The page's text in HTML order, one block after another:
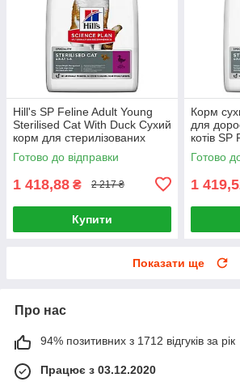
Hill's SP Feline Adult Young
Sterilised Cat With Duck Сухий
корм для стерилізованих
котів 3кг
Готово до відправки
1 418,88 ₴ 2 217 ₴
Купити
Корм
для
котів
Cat Duck
Готово
1
Показати ще
Про нас
94% позитивних з 1712 відгуків за рік
Працює з 03.12.2020